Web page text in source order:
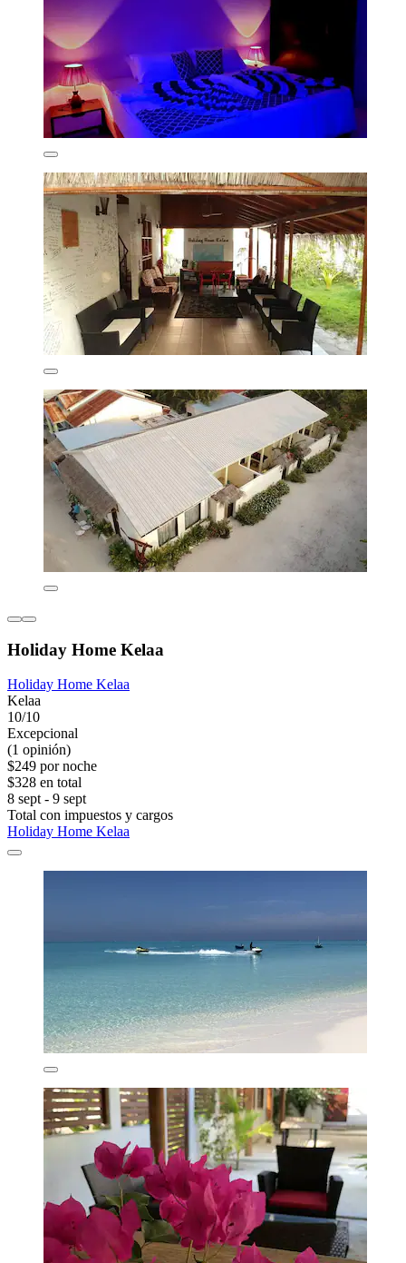
Holiday Home Kelaa
Holiday Home Kelaa
Kelaa
10/10
Excepcional
(1 opinión)
$249 por noche
$328 en total
8 sept - 9 sept
Total con impuestos y cargos
Holiday Home Kelaa